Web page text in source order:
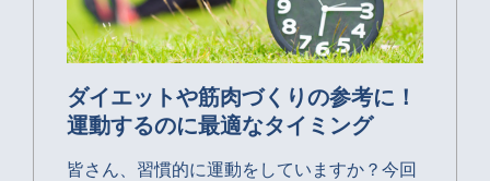
ダイエットや筋肉づくりの参考に！
運動するのに最適なタイミング
皆さん、習慣的に運動をしていますか？今回